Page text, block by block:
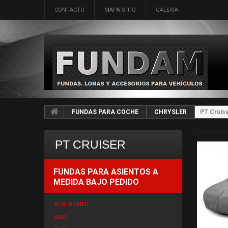
CONTACTO MAPA SITIO GALERÍA
FUNDAS PARA COCHE CHRYSLER PT
PT CRUISER
FUNDAS PARA ASIENTOS A
MEDIDA BAJO PEDIDO
ALFA ROMEO
AUDI